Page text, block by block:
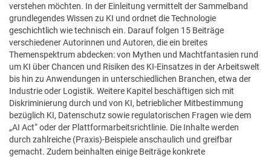
verstehen möchten. In der Einleitung vermittelt der Sammelband
grundlegendes Wissen zu KI und ordnet die Technologie
geschichtlich wie technisch ein. Darauf folgen 15 Beiträge
verschiedener Autorinnen und Autoren, die ein breites
Themenspektrum abdecken: von Mythen und Machtfantasien rund
um KI über Chancen und Risiken des KI-Einsatzes in der Arbeitswelt
bis hin zu Anwendungen in unterschiedlichen Branchen, etwa der
Industrie oder Logistik. Weitere Kapitel beschäftigen sich mit
Diskriminierung durch und von KI, betrieblicher Mitbestimmung
bezüglich KI, Datenschutz sowie regulatorischen Fragen wie dem
„AI Act“ oder der Plattformarbeitsrichtlinie. Die Inhalte werden
durch zahlreiche (Praxis)-Beispiele anschaulich und greifbar
gemacht. Zudem beinhalten einige Beiträge konkrete